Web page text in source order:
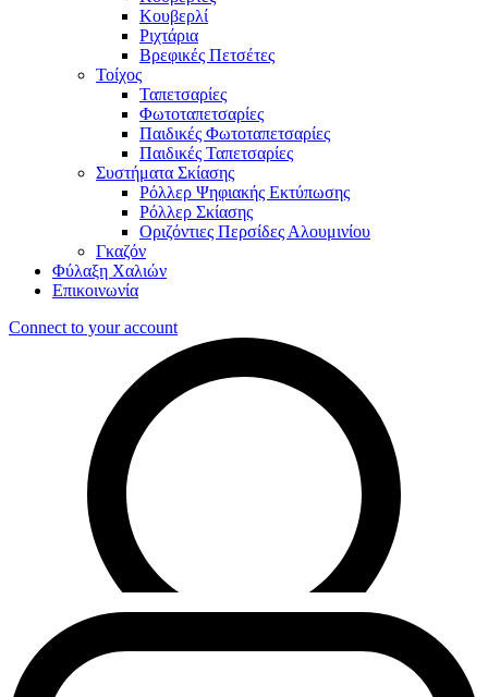
Κουβερλί
Ριχτάρια
Βρεφικές Πετσέτες
Τοίχος
Ταπετσαρίες
Φωτοταπετσαρίες
Παιδικές Φωτοταπετσαρίες
Παιδικές Ταπετσαρίες
Συστήματα Σκίασης
Ρόλλερ Ψηφιακής Εκτύπωσης
Ρόλλερ Σκίασης
Οριζόντιες Περσίδες Αλουμινίου
Γκαζόν
Φύλαξη Χαλιών
Επικοινωνία
Connect to your account